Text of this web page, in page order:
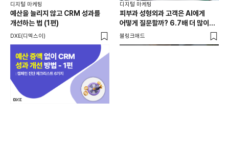
디지털 마케팅
예산을 늘리지 않고 CRM 성과를
개선하는 법 (1편)
DXE(디엑스이)
디지털 마케팅
피부과 성형외과 고객은 AI에게
어떻게 질문할까? 6.7배 더 많이
묻는 질문은?
블링크애드